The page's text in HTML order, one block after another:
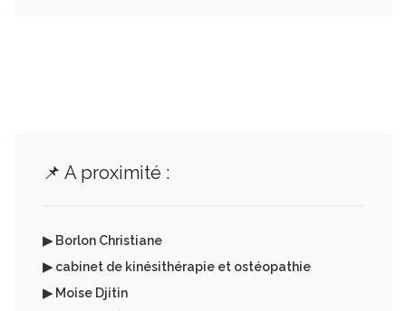
📌 A proximité :
▶ Borlon Christiane
▶ cabinet de kinésithérapie et ostéopathie
▶ Moise Djitin